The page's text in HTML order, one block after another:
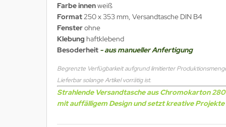
Farbe innenweiß
Format250 x 353 mm, Versandtasche DIN B4
Fensterohne
Klebung haftklebend
Besoderheit - aus manueller Anfertigung
Begrenzte Verfügbarkeit aufgrund limitierter
Lieferbar solange Artikel vorrätig ist.
Strahlende Versandtasche aus Chromokarton
mit auffälligem Design und setzt kreative Projekte